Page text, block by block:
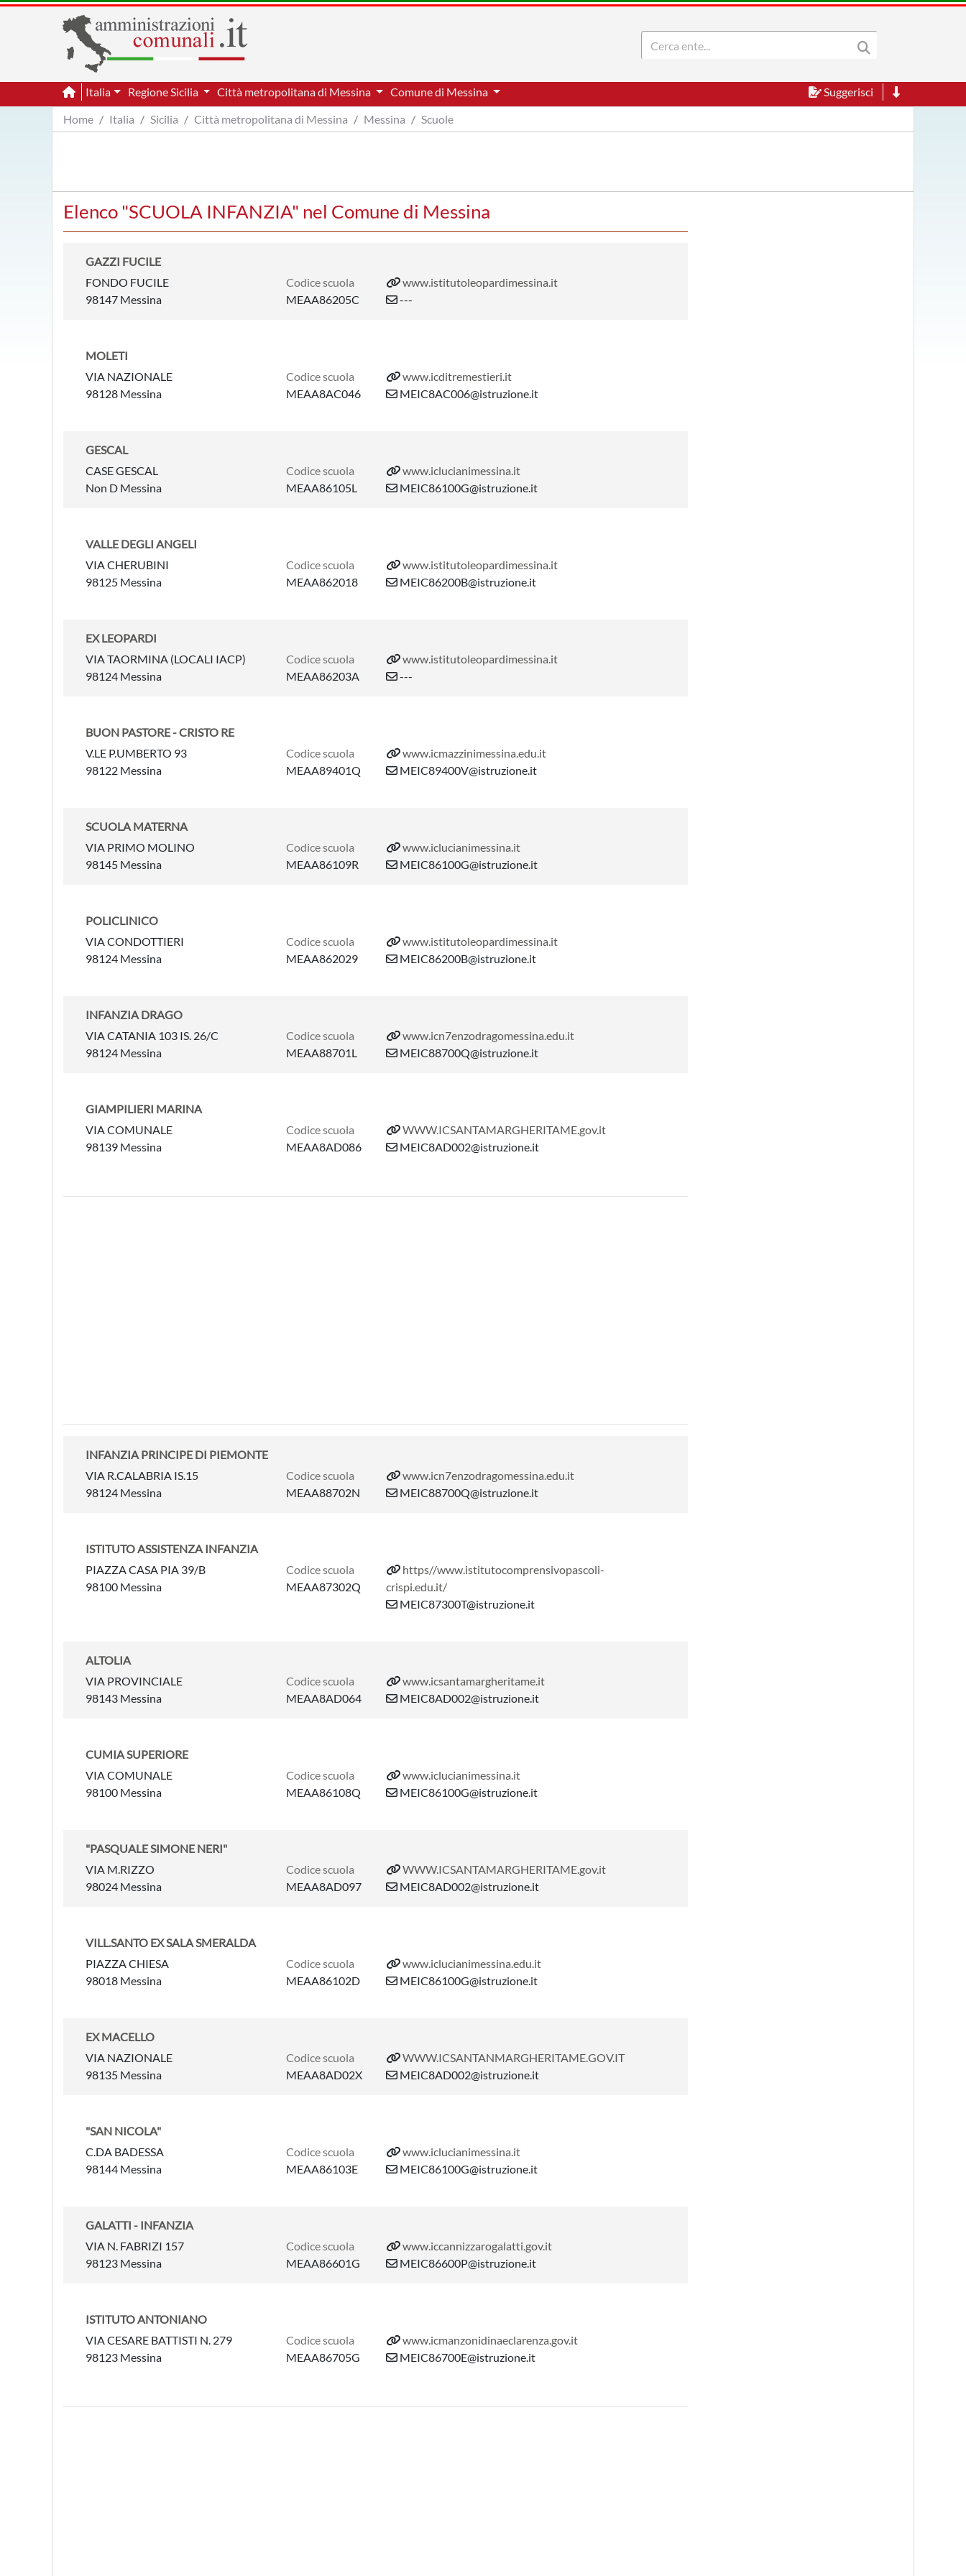
Italia Regione Sicilia Città metropolitana di Messina Comune di Messina
Suggerisci
Home
Italia Sicilia Città metropolitana di Messina Messina Scuole
Elenco "SCUOLA INFANZIA" nel Comune di Messina
GAZZI FUCILE
FONDO FUCILE
98147 Messina
Codice scuola
MEAA86205C
www.istitutoleopardimessina.it
---
MOLETI
VIA NAZIONALE
98128 Messina
Codice scuola
MEAA8AC046
www.icditremestieri.it
MEIC8AC006@istruzione.it
GESCAL
CASE GESCAL
Non D Messina
Codice scuola
MEAA86105L
www.iclucianimessina.it
MEIC86100G@istruzione.it
VALLE DEGLI ANGELI
VIA CHERUBINI
98125 Messina
Codice scuola
MEAA862018
www.istitutoleopardimessina.it
MEIC86200B@istruzione.it
EX LEOPARDI
VIA TAORMINA (LOCALI IACP)
98124 Messina
Codice scuola
MEAA86203A
www.istitutoleopardimessina.it
---
BUON PASTORE - CRISTO RE
V.LE P.UMBERTO 93
98122 Messina
Codice scuola
MEAA89401Q
www.icmazzinimessina.edu.it
MEIC89400V@istruzione.it
SCUOLA MATERNA
VIA PRIMO MOLINO
98145 Messina
Codice scuola
MEAA86109R
www.iclucianimessina.it
MEIC86100G@istruzione.it
POLICLINICO
VIA CONDOTTIERI
98124 Messina
Codice scuola
MEAA862029
www.istitutoleopardimessina.it
MEIC86200B@istruzione.it
INFANZIA DRAGO
VIA CATANIA 103 IS. 26/C
98124 Messina
Codice scuola
MEAA88701L
www.icn7enzodragomessina.edu.it
MEIC88700Q@istruzione.it
GIAMPILIERI MARINA
VIA COMUNALE
98139 Messina
Codice scuola
MEAA8AD086
WWW.ICSANTAMARGHERITAME.gov.it
MEIC8AD002@istruzione.it
INFANZIA PRINCIPE DI PIEMONTE
VIA R.CALABRIA IS.15
98124 Messina
Codice scuola
MEAA88702N
www.icn7enzodragomessina.edu.it
MEIC88700Q@istruzione.it
ISTITUTO ASSISTENZA INFANZIA
PIAZZA CASA PIA 39/B
98100 Messina
Codice scuola
MEAA87302Q
https//www.istitutocomprensivopascoli-
crispi.edu.it/
MEIC87300T@istruzione.it
ALTOLIA
VIA PROVINCIALE
98143 Messina
Codice scuola
MEAA8AD064
www.icsantamargheritame.it
MEIC8AD002@istruzione.it
CUMIA SUPERIORE
VIA COMUNALE
98100 Messina
Codice scuola
MEAA86108Q
www.iclucianimessina.it
MEIC86100G@istruzione.it
"PASQUALE SIMONE NERI"
VIA M.RIZZO
98024 Messina
Codice scuola
MEAA8AD097
WWW.ICSANTAMARGHERITAME.gov.it
MEIC8AD002@istruzione.it
VILL.SANTO EX SALA SMERALDA
PIAZZA CHIESA
98018 Messina
Codice scuola
MEAA86102D
www.iclucianimessina.edu.it
MEIC86100G@istruzione.it
EX MACELLO
VIA NAZIONALE
98135 Messina
Codice scuola
MEAA8AD02X
WWW.ICSANTANMARGHERITAME.GOV.IT
MEIC8AD002@istruzione.it
"SAN NICOLA"
C.DA BADESSA
98144 Messina
Codice scuola
MEAA86103E
www.iclucianimessina.it
MEIC86100G@istruzione.it
GALATTI - INFANZIA
VIA N. FABRIZI 157
98123 Messina
Codice scuola
MEAA86601G
www.iccannizzarogalatti.gov.it
MEIC86600P@istruzione.it
ISTITUTO ANTONIANO
VIA CESARE BATTISTI N. 279
98123 Messina
Codice scuola
MEAA86705G
www.icmanzonidinaeclarenza.gov.it
MEIC86700E@istruzione.it